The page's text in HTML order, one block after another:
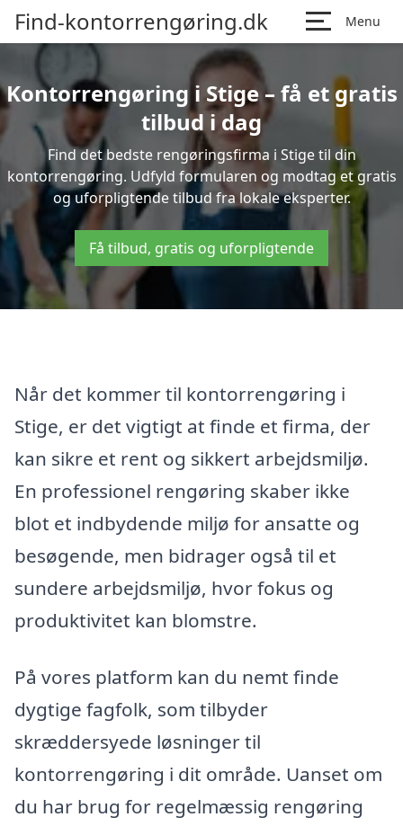
Find-kontorrengøring.dk Menu
Kontorrengøring i Stige – få et gratis
tilbud i dag
Find det bedste rengøringsfirma i Stige til din
kontorrengøring. Udfyld formularen og modtag et gratis
og uforpligtende tilbud fra lokale eksperter.
Få tilbud, gratis og uforpligtende
Når det kommer til kontorrengøring i
Stige, er det vigtigt at finde et firma, der
kan sikre et rent og sikkert arbejdsmiljø.
En professionel rengøring skaber ikke
blot et indbydende miljø for ansatte og
besøgende, men bidrager også til et
sundere arbejdsmiljø, hvor fokus og
produktivitet kan blomstre.
På vores platform kan du nemt finde
dygtige fagfolk, som tilbyder
skræddersyede løsninger til
kontorrengøring i dit område. Uanset om
du har brug for regelmæssig rengøring